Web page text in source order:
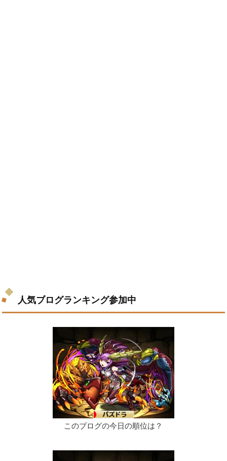
人気ブログランキング参加中
このブログの今日の順位は？